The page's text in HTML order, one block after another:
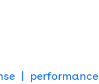
performance